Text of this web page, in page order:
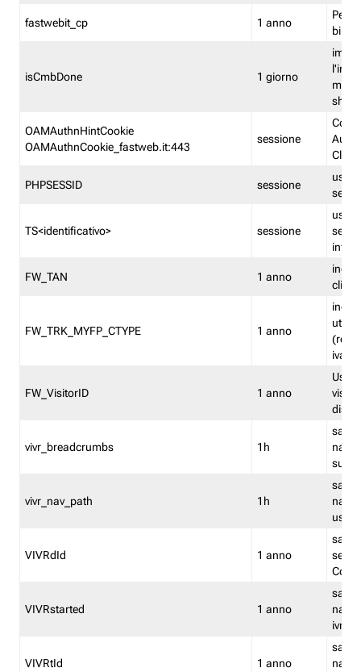
fastwebit_cp 1 anno
isCmbDone 1 giorno
shp
OAMAuthnHintCookie
OAMAuthnCookie_fastweb.it:443
sessione
PHPSESSID sessione
TS<identificativo> sessione
FW_TAN 1 anno
FW_TRK_MYFP_CTYPE 1 anno
iva/
FW_VisitorID 1 anno
vivr_breadcrumbs 1h
salva
su
vivr_nav_path 1h
salva
VIVRdId 1 anno
salva
Convy
VIVRstarted 1 anno
salva
ivr
VIVRtId 1 anno
salva